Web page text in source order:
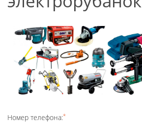
Номер телефона:*